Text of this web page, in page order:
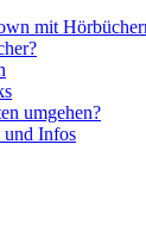
mit
umgehen?
und Infos